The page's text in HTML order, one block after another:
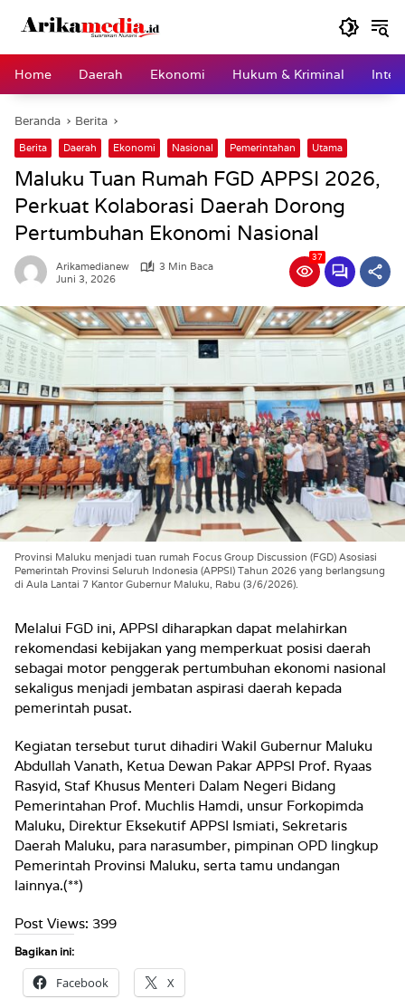
Home
Daerah Ekonomi Hukum & Kriminal
Beranda Berita
Berita Daerah Ekonomi Nasional Pemerintahan Utama
Maluku Tuan Rumah FGD APPSI 2026,
Perkuat Kolaborasi Daerah Dorong
Pertumbuhan Ekonomi Nasional
Arikamedianew
3 Min Baca
Juni 3, 2026
37
Provinsi Maluku menjadi tuan rumah Focus Group Discussion (FGD) Asosiasi
Pemerintah Provinsi Seluruh Indonesia (APPSI) Tahun 2026 yang berlangsung
di Aula Lantai 7 Kantor Gubernur Maluku, Rabu (3/6/2026).
Melalui FGD ini, APPSI diharapkan dapat melahirkan
rekomendasi kebijakan yang memperkuat posisi daerah
sebagai motor penggerak pertumbuhan ekonomi nasional
sekaligus menjadi jembatan aspirasi daerah kepada
pemerintah pusat.
Kegiatan tersebut turut dihadiri Wakil Gubernur Maluku
Abdullah Vanath, Ketua Dewan Pakar APPSI Prof. Ryaas
Rasyid, Staf Khusus Menteri Dalam Negeri Bidang
Pemerintahan Prof. Muchlis Hamdi, unsur Forkopimda
Maluku, Direktur Eksekutif APPSI Ismiati, Sekretaris
Daerah Maluku, para narasumber, pimpinan OPD lingkup
Pemerintah Provinsi Maluku, serta tamu undangan
lainnya.(**)
Post Views: 399
Bagikan ini:
Facebook X